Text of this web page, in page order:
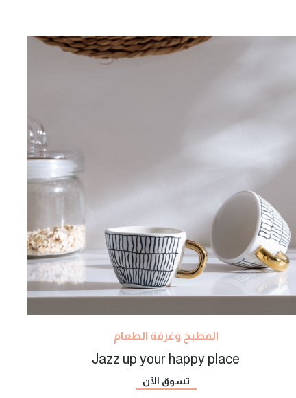
المطبخ وغرفة الطعام
Jazz up your happy place
تسوق الآن